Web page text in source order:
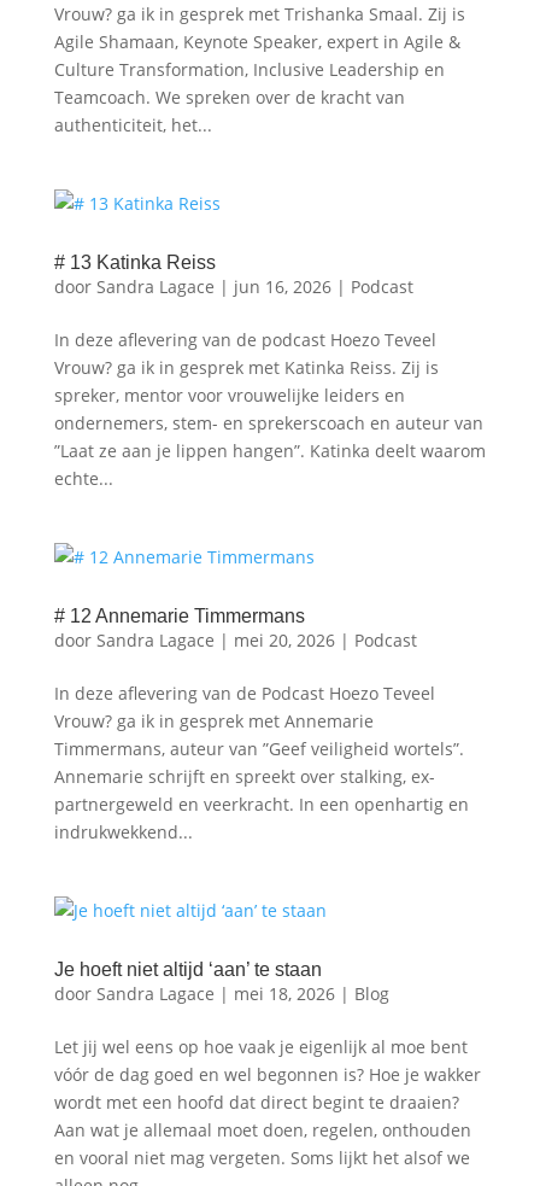
Vrouw? ga ik in gesprek met Trishanka Smaal. Zij is
Agile Shamaan, Keynote Speaker, expert in Agile &
Culture Transformation, Inclusive Leadership en
Teamcoach. We spreken over de kracht van
authenticiteit, het...
# 13 Katinka Reiss
door Sandra Lagace | jun 16, 2026| Podcast
In deze aflevering van de podcast Hoezo Teveel
Vrouw? ga ik in gesprek met ⁠Katinka Reiss.⁠ Zij is
spreker, mentor voor vrouwelijke leiders en
ondernemers, stem- en sprekerscoach en auteur van
”⁠Laat ze aan je lippen hangen⁠”. Katinka deelt waarom
echte...
# 12 Annemarie Timmermans
door Sandra Lagace | mei 20, 2026| Podcast
In deze aflevering van de Podcast Hoezo Teveel
Vrouw? ga ik in gesprek met ⁠⁠Annemarie
Timmermans⁠⁠, auteur van ⁠⁠”Geef veiligheid wortels”⁠.
Annemarie schrijft en spreekt over stalking, ex-
partnergeweld en veerkracht. In een openhartig en
indrukwekkend...
Je hoeft niet altijd ‘aan’ te staan
door Sandra Lagace | mei 18, 2026| Blog
Let jij wel eens op hoe vaak je eigenlijk al moe bent
vóór de dag goed en wel begonnen is? Hoe je wakker
wordt met een hoofd dat direct begint te draaien?
Aan wat je allemaal moet doen, regelen, onthouden
en vooral niet mag vergeten. Soms lijkt het alsof we